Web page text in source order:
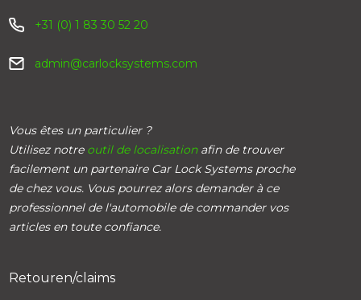
+31 (0) 1 83 30 52 20
admin@carlocksystems.com
Vous êtes un particulier ?
Utilisez notre outil de localisationafin de trouver
facilement un partenaire Car Lock Systems proche
de chez vous. Vous pourrez alors demander à ce
professionnel de l'automobile de commander vos
articles en toute confiance.
Retouren/claims